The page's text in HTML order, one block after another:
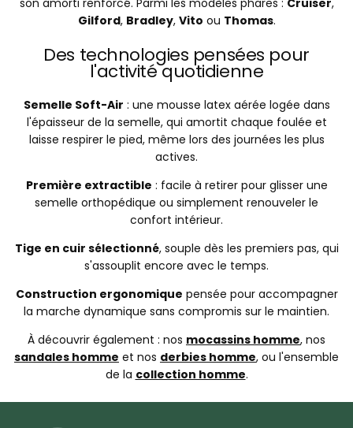
son amorti renforcé. Parmi les modèles phares : Cruiser,
Gilford, Bradley, Vito ou Thomas.
Des technologies pensées pour
l'activité quotidienne
Semelle Soft-Air : une mousse latex aérée logée dans
l'épaisseur de la semelle, qui amortit chaque foulée et
laisse respirer le pied, même lors des journées les plus
actives.
Première extractible : facile à retirer pour glisser une
semelle orthopédique ou simplement renouveler le
confort intérieur.
Tige en cuir sélectionné, souple dès les premiers pas, qui
s'assouplit encore avec le temps.
Construction ergonomique pensée pour accompagner
la marche dynamique sans compromis sur le maintien.
À découvrir également : nos mocassins homme, nos
sandales homme et nos derbies homme, ou l'ensemble
de la collection homme.